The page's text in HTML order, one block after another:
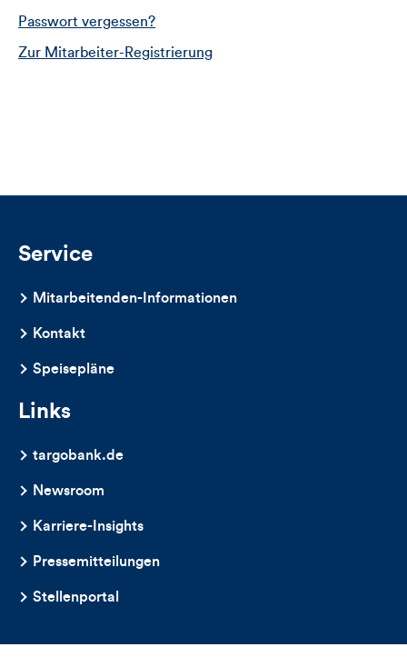
Passwort vergessen?
Zur Mitarbeiter-Registrierung
Service
Mitarbeitenden-Informationen
Kontakt
Speisepläne
Links
targobank.de
Newsroom
Karriere-Insights
Pressemitteilungen
Stellenportal